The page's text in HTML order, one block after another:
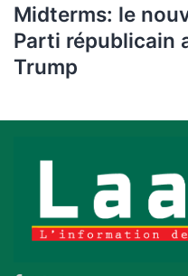
Midterms: le
Parti républicain
Trump